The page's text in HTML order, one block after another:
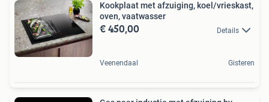
Kookplaat met afzuiging, koel/vrieskast,
oven, vaatwasser
€ 450,00 Details
Veenendaal Gisteren